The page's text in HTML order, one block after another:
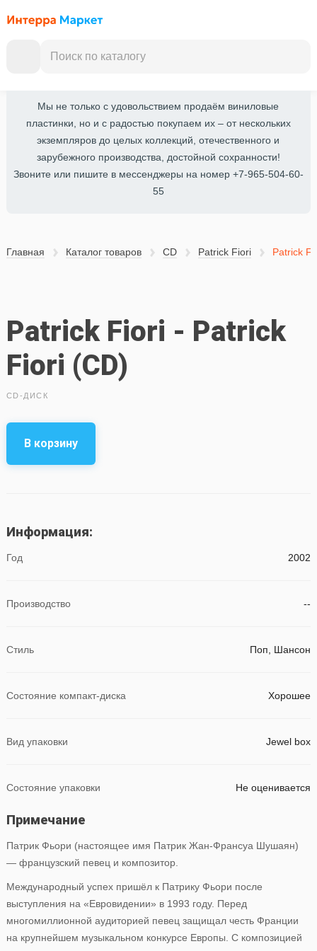
Мы не только с удовольствием продаём виниловые
пластинки, но и с радостью покупаем их – от нескольких
экземпляров до целых коллекций, отечественного и
зарубежного производства, достойной сохранности!
Звоните или пишите в мессенджеры на номер +7-965-504-60-
55
Главная Каталог товаров CD Patrick Fiori Patrick
Patrick Fiori - Patrick
Fiori (CD)
CD-ДИСК
В корзину
Информация:
Год 2002
Производство --
Стиль Поп, Шансон
Состояние компакт-диска Хорошее
Вид упаковки Jewel box
Состояние упаковки Не оценивается
Примечание
Патрик Фьори (настоящее имя Патрик Жан-Франсуа Шушаян)
— французский певец и композитор.
Международный успех пришёл к Патрику Фьори после
выступления на «Евровидении» в 1993 году. Перед
многомиллионной аудиторией певец защищал честь Франции
на крупнейшем музыкальном конкурсе Европы. С композицией